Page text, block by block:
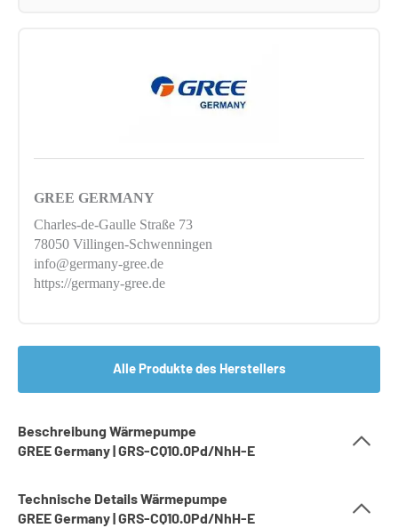
GREE GERMANY
Charles-de-Gaulle Straße 73
78050 Villingen-Schwenningen
info@germany-gree.de
https://germany-gree.de
Alle Produkte des Herstellers
Beschreibung Wärmepumpe
GREE Germany | GRS-CQ10.0Pd/NhH-E
Technische Details Wärmepumpe
GREE Germany | GRS-CQ10.0Pd/NhH-E